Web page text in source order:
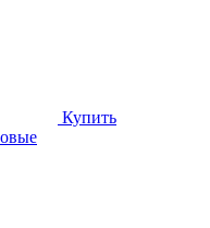
Купить